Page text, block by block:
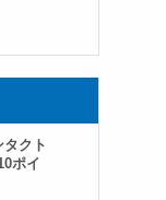
クト
ポイ